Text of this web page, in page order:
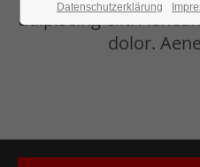
Support
Lorem ipsum dolor sit
24h/
adipiscing elit.
dolor.
Datenschutzerklärung